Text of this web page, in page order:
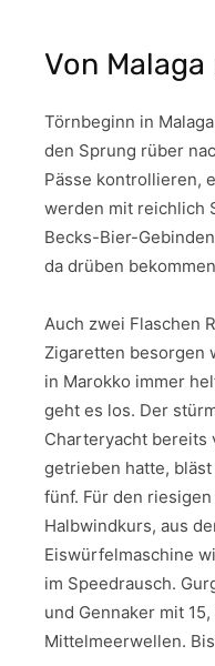
Von
Törnbeginn in
den Sprung rüber
Pässe kontrollieren,
werden mit reichlich
Becks-Bier-
da drüben
Auch zwei Flaschen
Zigaretten besorgen
in Marokko immer
geht es los. Der
Charteryacht bereits
getrieben hatte,
fünf. Für den
Halbwindkurs, aus
Eiswürfelmaschine
im Speedrausch.
und Gennaker mit
Mittelmeerwellen.